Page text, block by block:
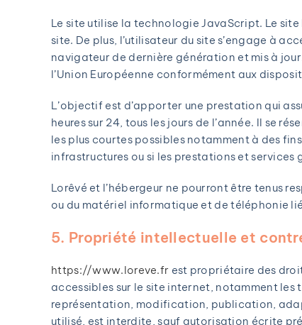
Le site utilise la technologie JavaScript. Le
site. De plus, l’utilisateur du site s’engage à
navigateur de dernière génération et mis à
l’Union Européenne conformément aux
L’objectif est d’apporter une prestation qui
heures sur 24, tous les jours de l’année. Il se
les plus courtes possibles notamment à des
infrastructures ou si les prestations et
Lorêvé et l’hébergeur ne pourront être tenus
ou du matériel informatique et de téléphonie
5. Propriété intellectuelle et
https://www.loreve.fr est propriétaire des
accessibles sur le site internet, notamment
représentation, modification, publication,
utilisé, est interdite, sauf autorisation écrite